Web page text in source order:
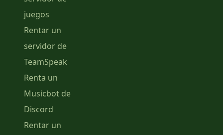
juegos
Rentar un
servidor de
TeamSpeak
Renta un
Musicbot de
Discord
Rentar un